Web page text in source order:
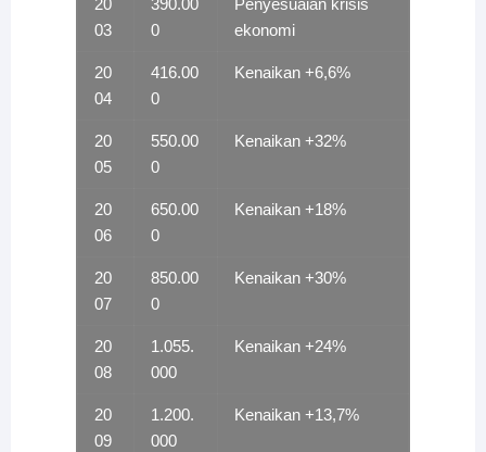
03
0
ekonomi
20
04
416.00
0
Kenaikan +6,6%
20
05
550.00
0
Kenaikan +32%
20
06
650.00
0
Kenaikan +18%
20
07
850.00
0
Kenaikan +30%
20
08
1.055.
000
Kenaikan +24%
20
09
1.200.
000
Kenaikan +13,7%